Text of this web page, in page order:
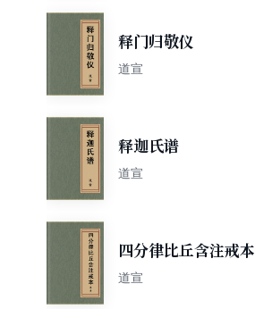
释门归敬仪
道宣
释迦氏谱
道宣
四分律比丘含注戒本
道宣